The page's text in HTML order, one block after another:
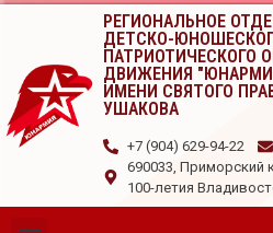
РЕГИОНАЛЬНОЕ
ДЕТСКО-
ПАТРИОТИЧЕСКОГО
ДВИЖЕНИЯ
ИМЕНИ СВЯТОГО
УШАКОВА
+7 (904) 629-94-22
690033, Приморский
100-летия